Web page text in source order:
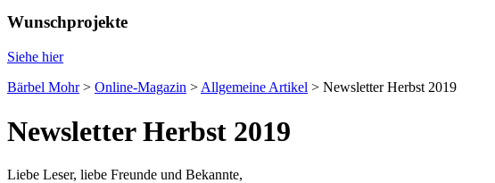
Wunschprojekte
Siehe hier
Bärbel Mohr> Online-Magazin > Allgemeine Artikel > Newsletter Herbst 2019
Newsletter Herbst 2019
Liebe Leser, liebe Freunde und Bekannte,